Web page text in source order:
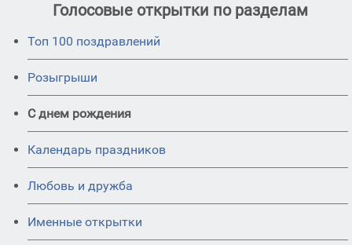
Голосовые открытки по разделам
Топ 100 поздравлений
Розыгрыши
С днем рождения
Календарь праздников
Любовь и дружба
Именные открытки